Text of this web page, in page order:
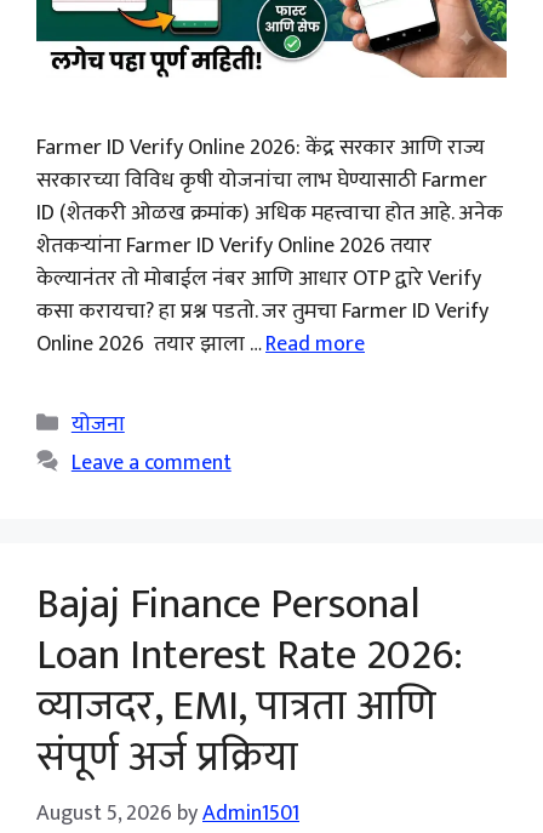
Farmer ID Verify Online 2026: केंद्र सरकार आणि राज्य
सरकारच्या विविध कृषी योजनांचा लाभ घेण्यासाठी Farmer
ID (शेतकरी ओळख क्रमांक) अधिक महत्त्वाचा होत आहे. अनेक
शेतकऱ्यांना Farmer ID Verify Online 2026 तयार
केल्यानंतर तो मोबाईल नंबर आणि आधार OTP द्वारे Verify
कसा करायचा? हा प्रश्न पडतो. जर तुमचा Farmer ID Verify
Online 2026 तयार झाला …Read more
Categories
योजना
Leave a comment
Bajaj Finance Personal
Loan Interest Rate 2026:
व्याजदर, EMI, पात्रता आणि
संपूर्ण अर्ज प्रक्रिया
August 5, 2026 byAdmin1501